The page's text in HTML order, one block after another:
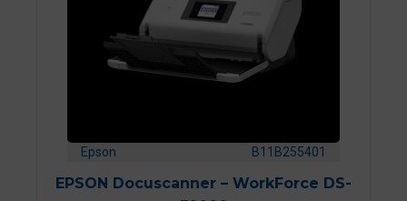
Epson B11B255401
EPSON Docuscanner – WorkForce DS-